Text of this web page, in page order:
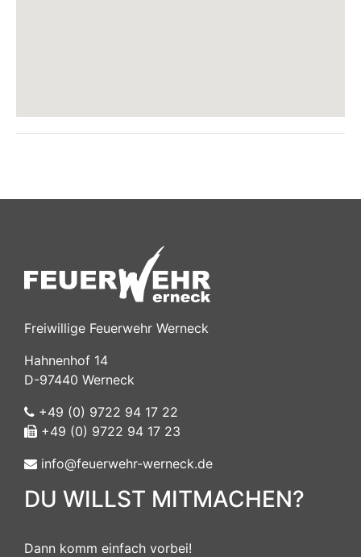
Freiwillige Feuerwehr Werneck
Hahnenhof 14
D-97440 Werneck
+49 (0) 9722 94 17 22
+49 (0) 9722 94 17 23
info@feuerwehr-werneck.de
DU WILLST MITMACHEN?
Dann komm einfach vorbei!